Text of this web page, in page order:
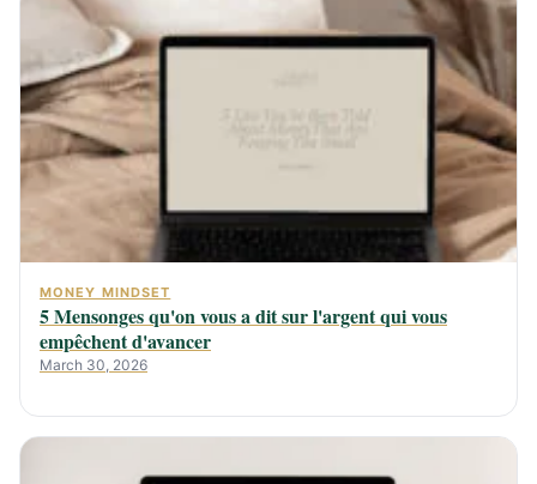
MONEY MINDSET
5 Mensonges qu'on vous a dit sur l'argent qui vous
empêchent d'avancer
March 30, 2026